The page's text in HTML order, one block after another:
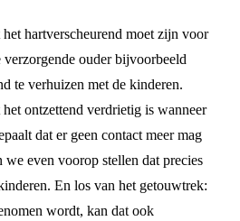
hartverscheurend moet zijn voor
verzorgende ouder bijvoorbeeld
te verhuizen met de kinderen.
ontzettend verdrietig is wanneer
dat er geen contact meer mag
we even voorop stellen dat precies
En los van het getouwtrek:
wordt, kan dat ook